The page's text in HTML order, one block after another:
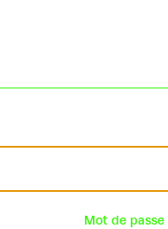
Mot de passe